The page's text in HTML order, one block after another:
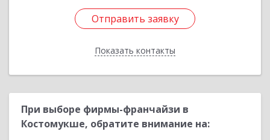
Отправить заявку
Показать контакты
Отправить заявку
Назад
При выборе фирмы-франчайзи в
Костомукше, обратите внимание на: